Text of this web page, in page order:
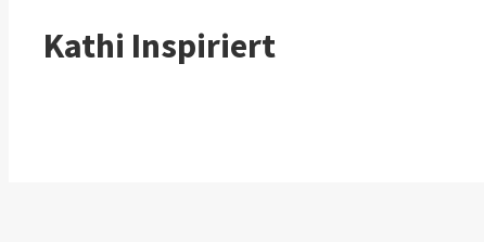
Kathi Inspiriert